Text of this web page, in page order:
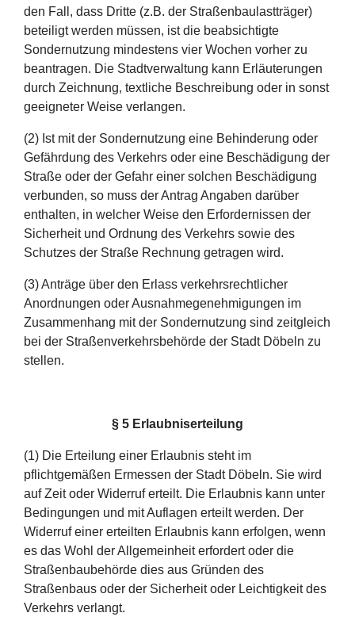
den Fall, dass Dritte (z.B. der Straßenbaulastträger)
beteiligt werden müssen, ist die beabsichtigte
Sondernutzung mindestens vier Wochen vorher zu
beantragen. Die Stadtverwaltung kann Erläuterungen
durch Zeichnung, textliche Beschreibung oder in sonst
geeigneter Weise verlangen.
(2) Ist mit der Sondernutzung eine Behinderung oder
Gefährdung des Verkehrs oder eine Beschädigung der
Straße oder der Gefahr einer solchen Beschädigung
verbunden, so muss der Antrag Angaben darüber
enthalten, in welcher Weise den Erfordernissen der
Sicherheit und Ordnung des Verkehrs sowie des
Schutzes der Straße Rechnung getragen wird.
(3) Anträge über den Erlass verkehrsrechtlicher
Anordnungen oder Ausnahmegenehmigungen im
Zusammenhang mit der Sondernutzung sind zeitgleich
bei der Straßenverkehrsbehörde der Stadt Döbeln zu
stellen.
§ 5 Erlaubniserteilung
(1) Die Erteilung einer Erlaubnis steht im
pflichtgemäßen Ermessen der Stadt Döbeln. Sie wird
auf Zeit oder Widerruf erteilt. Die Erlaubnis kann unter
Bedingungen und mit Auflagen erteilt werden. Der
Widerruf einer erteilten Erlaubnis kann erfolgen, wenn
es das Wohl der Allgemeinheit erfordert oder die
Straßenbaubehörde dies aus Gründen des
Straßenbaus oder der Sicherheit oder Leichtigkeit des
Verkehrs verlangt.